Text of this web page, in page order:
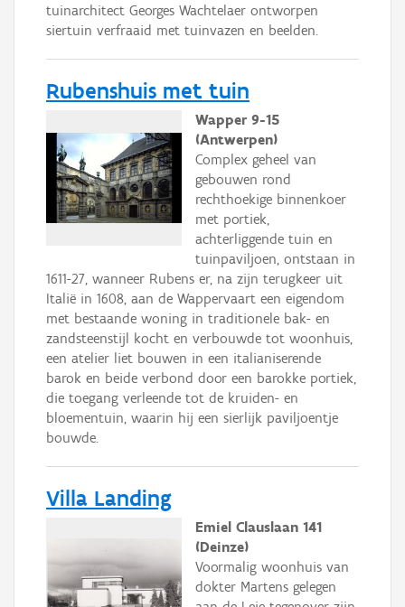
tuinarchitect Georges Wachtelaer ontworpen
siertuin verfraaid met tuinvazen en beelden.
Rubenshuis met tuin
Wapper 9-15
(Antwerpen)
Complex geheel van
gebouwen rond
rechthoekige binnenkoer
met portiek,
achterliggende tuin en
tuinpaviljoen, ontstaan in
1611-27, wanneer Rubens er, na zijn terugkeer uit
Italië in 1608, aan de Wappervaart een eigendom
met bestaande woning in traditionele bak- en
zandsteenstijl kocht en verbouwde tot woonhuis,
een atelier liet bouwen in een italianiserende
barok en beide verbond door een barokke portiek,
die toegang verleende tot de kruiden- en
bloementuin, waarin hij een sierlijk paviljoentje
bouwde.
Villa Landing
Emiel Clauslaan 141
(Deinze)
Voormalig woonhuis van
dokter Martens gelegen